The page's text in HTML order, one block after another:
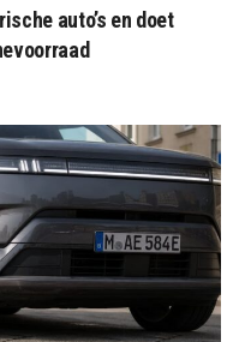
auto’s en doet